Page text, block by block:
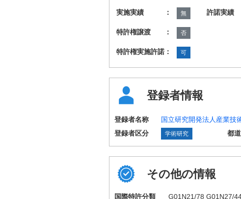
実施実績 ： 無 許諾実績
特許権譲渡 ： 否
特許権実施許諾： 可
登録者情報
登録者名称
国立研究開発法人産業技
登録者区分
学術研究 都
その他の情報
国際特許分類 G01N21/78 G01N27/